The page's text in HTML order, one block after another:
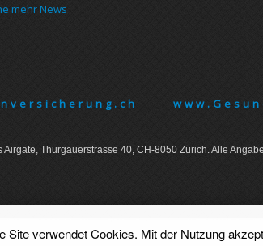
mehr News
Thurgauer­strasse 40, CH-8050 Zürich. Alle
Site verwendet Cookies. Mit der Nutzung